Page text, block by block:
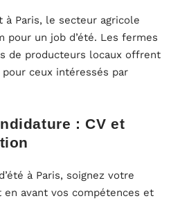
à Paris, le secteur agricole
pour un job d’été. Les fermes
de producteurs locaux offrent
ceux intéressés par
: CV et
à Paris, soignez votre
avant vos compétences et